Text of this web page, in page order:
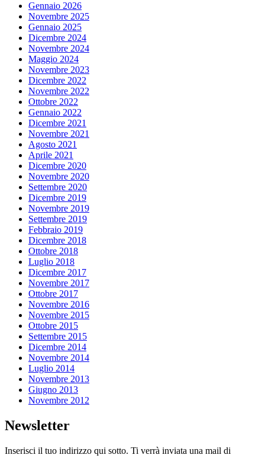
Gennaio 2026
Novembre 2025
Gennaio 2025
Dicembre 2024
Novembre 2024
Maggio 2024
Novembre 2023
Dicembre 2022
Novembre 2022
Ottobre 2022
Gennaio 2022
Dicembre 2021
Novembre 2021
Agosto 2021
Aprile 2021
Dicembre 2020
Novembre 2020
Settembre 2020
Dicembre 2019
Novembre 2019
Settembre 2019
Febbraio 2019
Dicembre 2018
Ottobre 2018
Luglio 2018
Dicembre 2017
Novembre 2017
Ottobre 2017
Novembre 2016
Novembre 2015
Ottobre 2015
Settembre 2015
Dicembre 2014
Novembre 2014
Luglio 2014
Novembre 2013
Giugno 2013
Novembre 2012
Newsletter
Inserisci il tuo indirizzo qui sotto. Ti verrà inviata una mail di